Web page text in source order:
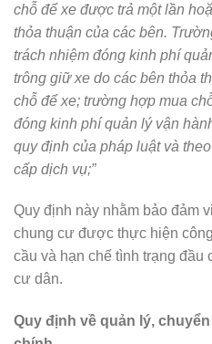
chỗ để xe được trả một lần
thỏa thuận của các bên.
trách nhiệm đóng kinh phí
trông giữ xe do các bên thỏa
chỗ để xe; trường hợp mua
đóng kinh phí quản lý vận
quy định của pháp luật và
cấp dịch vụ;”
Quy định này nhằm bảo đảm
chung cư được thực hiện
cầu và hạn chế tình trạng
cư dân.
Quy định về quản lý,